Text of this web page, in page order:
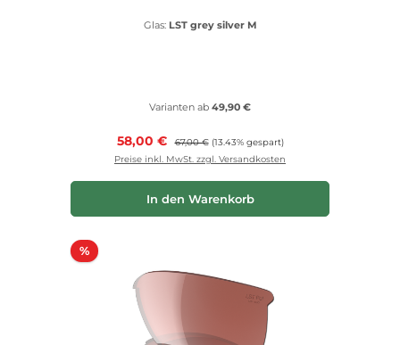
Glas: LST grey silver M
Varianten ab 49,90 €
Verkaufspreis:
58,00 € Regulärer Preis:
67,00 € (13.43% gespart)
Preise inkl. MwSt. zzgl. Versandkosten
In den Warenkorb
%Rabatt